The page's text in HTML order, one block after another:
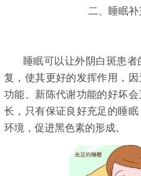
二、睡眠
睡眠可以让外阴白斑患者
复，使其更好的发挥作用，
功能、新陈代谢功能的好坏
长，只有保证良好充足的睡
环境，促进黑色素的形成。